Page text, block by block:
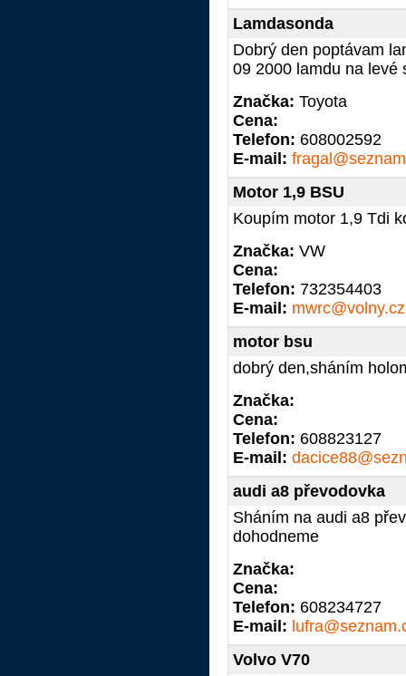
Lamdasonda
Dobrý den poptávam
09 2000 lamdu na levé
Značka: Toyota
Cena:
Telefon: 608002592
E-mail:
Motor 1,9 BSU
Koupím motor 1,9 Tdi
Značka: VW
Cena:
Telefon: 732354403
E-mail: mwrc@volny.cz
motor bsu
dobrý den,sháním
Značka:
Cena:
Telefon: 608823127
E-mail:
audi a8 převodovka
Sháním na audi a8
dohodneme
Značka:
Cena:
Telefon: 608234727
E-mail:
Volvo V70